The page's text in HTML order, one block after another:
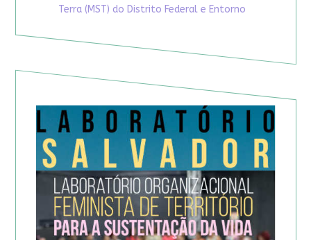
Terra (MST) do Distrito Federal e Entorno